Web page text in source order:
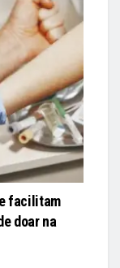
facilitam
doar na